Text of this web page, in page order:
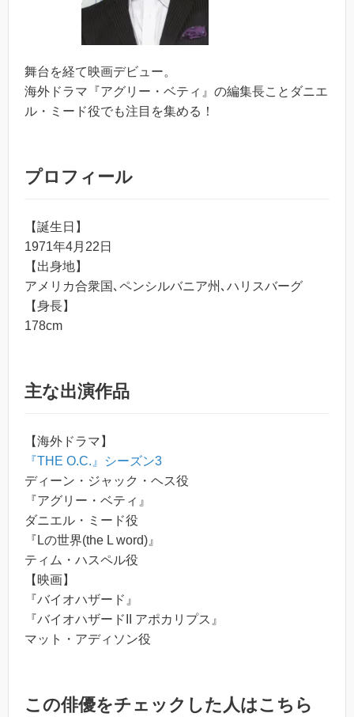
舞台を経て映画デビュー。
海外ドラマ『アグリー・ベティ』の編集長ことダニエ
ル・ミード役でも注目を集める！
プロフィール
【誕生日】
1971年4月22日
【出身地】
アメリカ合衆国､ペンシルバニア州､ハリスバーグ
【身長】
178cm
主な出演作品
【海外ドラマ】
『THE O.C.』シーズン3
ディーン・ジャック・ヘス役
『アグリー・ベティ』
ダニエル・ミード役
『Lの世界(the L word)』
ティム・ハスペル役
【映画】
『バイオハザード』
『バイオハザードII アポカリプス』
マット・アディソン役
この俳優をチェックした人はこちら